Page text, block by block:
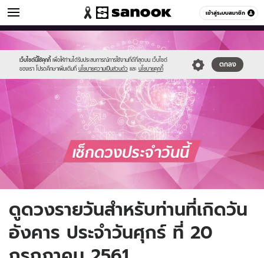
เข้าสู่ระบบสมาชิก
ดูดวง หมวดอื่นๆ
เว็บไซต์นี้ใช้คุกกี้ เพื่อให้ท่านได้รับประสบการณ์การใช้งานที่ดีที่สุดบน เว็บไซต์
ของเรา โปรดศึกษาเพิ่มเติมที่ นโยบายความเป็นส่วนตัว และ นโยบายคุกกี้
ตกลง
Sanook
//s.isanook.com/sr/0/images/logo-
new-
sanook.png
600
60
//s.isanook.com/ho/0/ud/fxd/day/daily_tuesday.png
ดูดวงรายวันสำหรับท่านที่เกิดวัน
อังคาร ประจำวันศุกร์ ที่ 20